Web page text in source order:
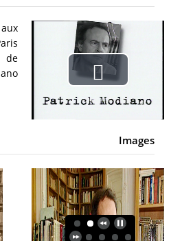
Play
Video
de
Images